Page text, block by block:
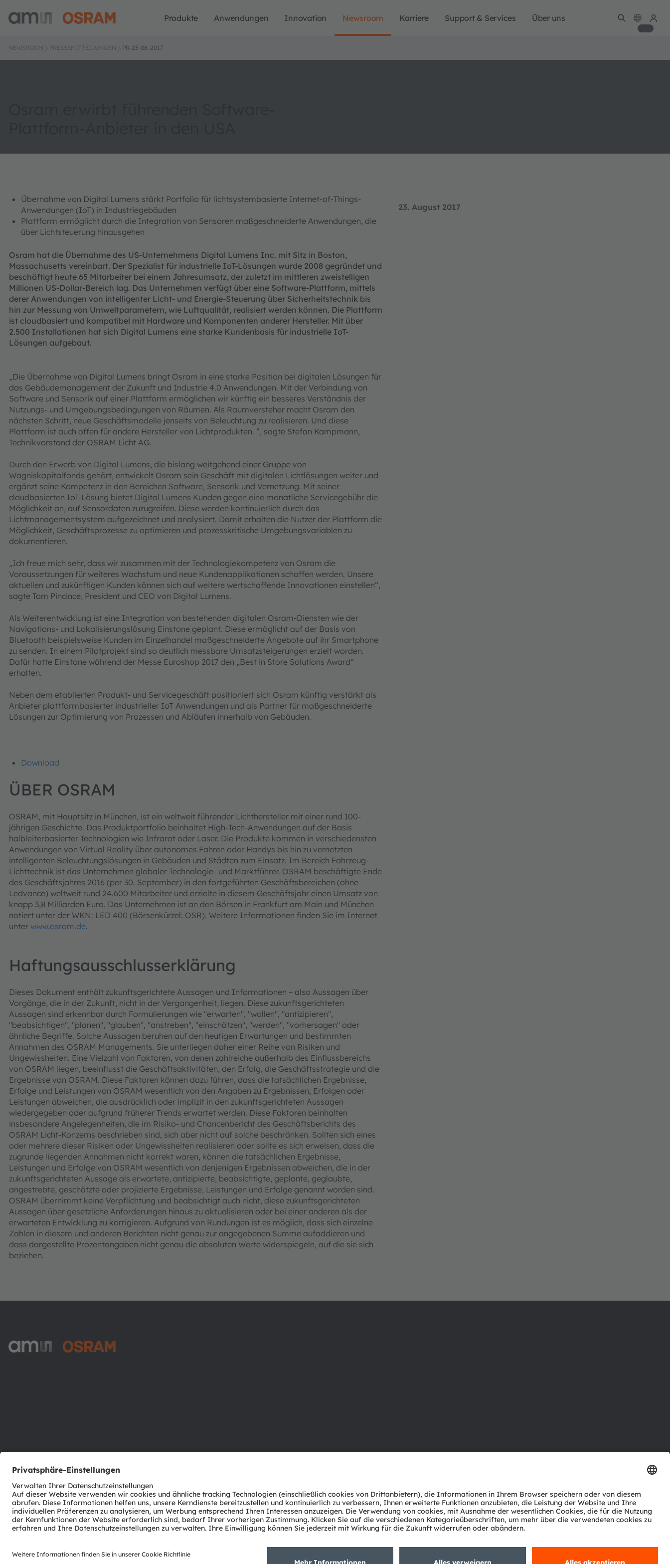
Produkte Anwendungen Innovation Newsroom Karriere Support & Services Über uns
NEWSROOM PRESSEMITTEILUNGEN PR-23-08-2017
23. August 2017
Übernahme von Digital Lumens stärkt Portfolio für lichtsystembasierte Internet-of-Things-
Anwendungen (IoT) in Industriegebäuden
Plattform ermöglicht durch die Integration von Sensoren maßgeschneiderte Anwendungen, die
über Lichtsteuerung hinausgehen
Osram hat die Übernahme des US-Unternehmens Digital Lumens Inc. mit Sitz in Boston,
Massachusetts vereinbart. Der Spezialist für industrielle IoT-Lösungen wurde 2008 gegründet und
beschäftigt heute 65 Mitarbeiter bei einem Jahresumsatz, der zuletzt im mittleren zweistelligen
Millionen US-Dollar-Bereich lag. Das Unternehmen verfügt über eine Software-Plattform, mittels
derer Anwendungen von intelligenter Licht- und Energie-Steuerung über Sicherheitstechnik bis
hin zur Messung von Umweltparametern, wie Luftqualität, realisiert werden können. Die Plattform
ist cloudbasiert und kompatibel mit Hardware und Komponenten anderer Hersteller. Mit über
2.500 Installationen hat sich Digital Lumens eine starke Kundenbasis für industrielle IoT-
Lösungen aufgebaut.
„Die Übernahme von Digital Lumens bringt Osram in eine starke Position bei digitalen Lösungen für
das Gebäudemanagement der Zukunft und Industrie 4.0 Anwendungen. Mit der Verbindung von
Software und Sensorik auf einer Plattform ermöglichen wir künftig ein besseres Verständnis der
Nutzungs- und Umgebungsbedingungen von Räumen. Als Raumversteher macht Osram den
nächsten Schritt, neue Geschäftsmodelle jenseits von Beleuchtung zu realisieren. Und diese
Plattform ist auch offen für andere Hersteller von Lichtprodukten. “, sagte Stefan Kampmann,
Technikvorstand der OSRAM Licht AG.
Durch den Erwerb von Digital Lumens, die bislang weitgehend einer Gruppe von
Wagniskapitalfonds gehört, entwickelt Osram sein Geschäft mit digitalen Lichtlösungen weiter und
ergänzt seine Kompetenz in den Bereichen Software, Sensorik und Vernetzung. Mit seiner
cloudbasierten IoT-Lösung bietet Digital Lumens Kunden gegen eine monatliche Servicegebühr die
Möglichkeit an, auf Sensordaten zuzugreifen. Diese werden kontinuierlich durch das
Lichtmanagementsystem aufgezeichnet und analysiert. Damit erhalten die Nutzer der Plattform die
Möglichkeit, Geschäftsprozesse zu optimieren und prozesskritische Umgebungsvariablen zu
dokumentieren.
„Ich freue mich sehr, dass wir zusammen mit der Technologiekompetenz von Osram die
Voraussetzungen für weiteres Wachstum und neue Kundenapplikationen schaffen werden. Unsere
aktuellen und zukünftigen Kunden können sich auf weitere wertschaffende Innovationen einstellen“,
sagte Tom Pincince, President und CEO von Digital Lumens.
Als Weiterentwicklung ist eine Integration von bestehenden digitalen Osram-Diensten wie der
Navigations- und Lokalisierungslösung Einstone geplant. Diese ermöglicht auf der Basis von
Bluetooth beispielsweise Kunden im Einzelhandel maßgeschneiderte Angebote auf ihr Smartphone
zu senden. In einem Pilotprojekt sind so deutlich messbare Umsatzsteigerungen erzielt worden.
Dafür hatte Einstone während der Messe Euroshop 2017 den „Best in Store Solutions Award“
erhalten.
Neben dem etablierten Produkt- und Servicegeschäft positioniert sich Osram künftig verstärkt als
Anbieter plattformbasierter industrieller IoT Anwendungen und als Partner für maßgeschneiderte
Lösungen zur Optimierung von Prozessen und Abläufen innerhalb von Gebäuden.
Download
ÜBER OSRAM
OSRAM, mit Hauptsitz in München, ist ein weltweit führender Lichthersteller mit einer rund 100-
jährigen Geschichte. Das Produktportfolio beinhaltet High-Tech-Anwendungen auf der Basis
halbleiterbasierter Technologien wie Infrarot oder Laser. Die Produkte kommen in verschiedensten
Anwendungen von Virtual Reality über autonomes Fahren oder Handys bis hin zu vernetzten
intelligenten Beleuchtungslösungen in Gebäuden und Städten zum Einsatz. Im Bereich Fahrzeug-
Lichttechnik ist das Unternehmen globaler Technologie- und Marktführer. OSRAM beschäftigte Ende
des Geschäftsjahres 2016 (per 30. September) in den fortgeführten Geschäftsbereichen (ohne
Ledvance) weltweit rund 24.600 Mitarbeiter und erzielte in diesem Geschäftsjahr einen Umsatz von
knapp 3,8 Milliarden Euro. Das Unternehmen ist an den Börsen in Frankfurt am Main und München
notiert unter der WKN: LED 400 (Börsenkürzel: OSR). Weitere Informationen finden Sie im Internet
unter www.osram.de.
Haftungsausschlusserklärung
Dieses Dokument enthält zukunftsgerichtete Aussagen und Informationen – also Aussagen über
Vorgänge, die in der Zukunft, nicht in der Vergangenheit, liegen. Diese zukunftsgerichteten
Aussagen sind erkennbar durch Formulierungen wie "erwarten", "wollen", "antizipieren",
"beabsichtigen", "planen", "glauben", "anstreben", "einschätzen", "werden", "vorhersagen" oder
ähnliche Begriffe. Solche Aussagen beruhen auf den heutigen Erwartungen und bestimmten
Annahmen des OSRAM Managements. Sie unterliegen daher einer Reihe von Risiken und
Ungewissheiten. Eine Vielzahl von Faktoren, von denen zahlreiche außerhalb des Einflussbereichs
von OSRAM liegen, beeinflusst die Geschäftsaktivitäten, den Erfolg, die Geschäftsstrategie und die
Ergebnisse von OSRAM. Diese Faktoren können dazu führen, dass die tatsächlichen Ergebnisse,
Erfolge und Leistungen von OSRAM wesentlich von den Angaben zu Ergebnissen, Erfolgen oder
Leistungen abweichen, die ausdrücklich oder implizit in den zukunftsgerichteten Aussagen
wiedergegeben oder aufgrund früherer Trends erwartet werden. Diese Faktoren beinhalten
insbesondere Angelegenheiten, die im Risiko- und Chancenbericht des Geschäftsberichts des
OSRAM Licht-Konzerns beschrieben sind, sich aber nicht auf solche beschränken. Sollten sich eines
oder mehrere dieser Risiken oder Ungewissheiten realisieren oder sollte es sich erweisen, dass die
zugrunde liegenden Annahmen nicht korrekt waren, können die tatsächlichen Ergebnisse,
Leistungen und Erfolge von OSRAM wesentlich von denjenigen Ergebnissen abweichen, die in der
zukunftsgerichteten Aussage als erwartete, antizipierte, beabsichtigte, geplante, geglaubte,
angestrebte, geschätzte oder projizierte Ergebnisse, Leistungen und Erfolge genannt worden sind.
OSRAM übernimmt keine Verpflichtung und beabsichtigt auch nicht, diese zukunftsgerichteten
Aussagen über gesetzliche Anforderungen hinaus zu aktualisieren oder bei einer anderen als der
erwarteten Entwicklung zu korrigieren. Aufgrund von Rundungen ist es möglich, dass sich einzelne
Zahlen in diesem und anderen Berichten nicht genau zur angegebenen Summe aufaddieren und
dass dargestellte Prozentangaben nicht genau die absoluten Werte widerspiegeln, auf die sie sich
beziehen.
Karriere
Technischer Support
© 2026 ams-OSRAM AG. All rights reserved. DatenschutzerklärungNutzungsbedingungenTerms of TradeImpressum